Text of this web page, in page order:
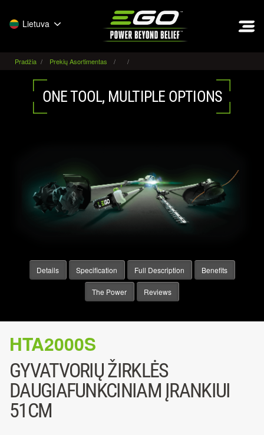
Lietuva
Pradžia Prekių Asortimentas
ONE TOOL, MULTIPLE OPTIONS
Details Specification Full Description Benefits
The Power Reviews
HTA2000S
GYVATVORIŲ ŽIRKLĖS
DAUGIAFUNKCINIAM ĮRANKIUI
51CM